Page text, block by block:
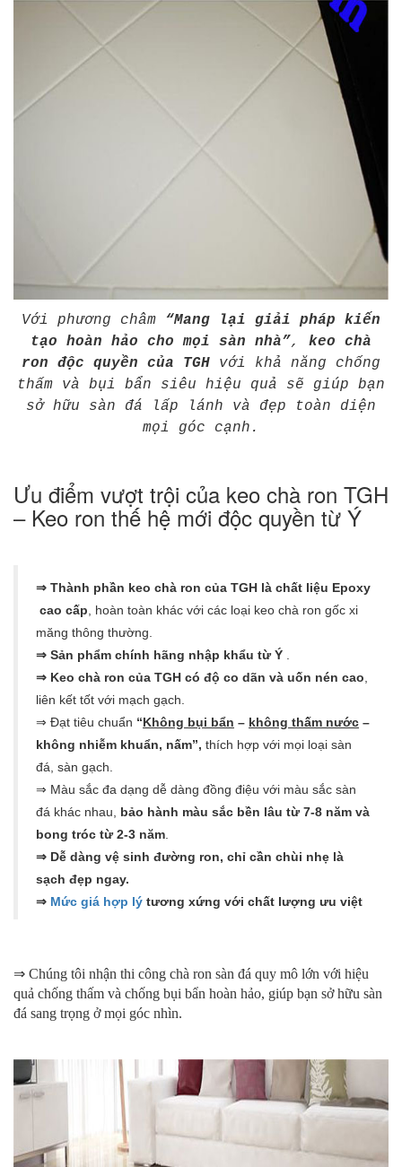
Với phương châm “Mang lại giải pháp kiến
tạo hoàn hảo cho mọi sàn nhà”, keo chà
ron độc quyền của TGH với khả năng chống
thấm và bụi bẩn siêu hiệu quả sẽ giúp bạn
sở hữu sàn đá lấp lánh và đẹp toàn diện
mọi góc cạnh.
Ưu điểm vượt trội của keo chà ron TGH
– Keo ron thế hệ mới độc quyền từ Ý
⇒ Thành phần keo chà ron của TGH là chất liệu Epoxy
cao cấp, hoàn toàn khác với các loại keo chà ron gốc xi
măng thông thường.
⇒ Sản phẩm chính hãng nhập khẩu từ Ý .
⇒ Keo chà ron của TGH có độ co dãn và uốn nén cao,
liên kết tốt với mạch gạch.
⇒ Đạt tiêu chuẩn “Không bụi bẩn – không thấm nước –
không nhiễm khuẩn, nấm”, thích hợp với mọi loại sàn
đá, sàn gạch.
⇒ Màu sắc đa dạng dễ dàng đồng điệu với màu sắc sàn
đá khác nhau, bảo hành màu sắc bền lâu từ 7-8 năm và
bong tróc từ 2-3 năm.
⇒ Dễ dàng vệ sinh đường ron, chỉ cần chùi nhẹ là
sạch đẹp ngay.
⇒ Mức giá hợp lý tương xứng với chất lượng ưu việt
⇒ Chúng tôi nhận thi công chà ron sàn đá quy mô lớn với hiệu
quả chống thấm và chống bụi bẩn hoàn hảo, giúp bạn sở hữu sàn
đá sang trọng ở mọi góc nhìn.